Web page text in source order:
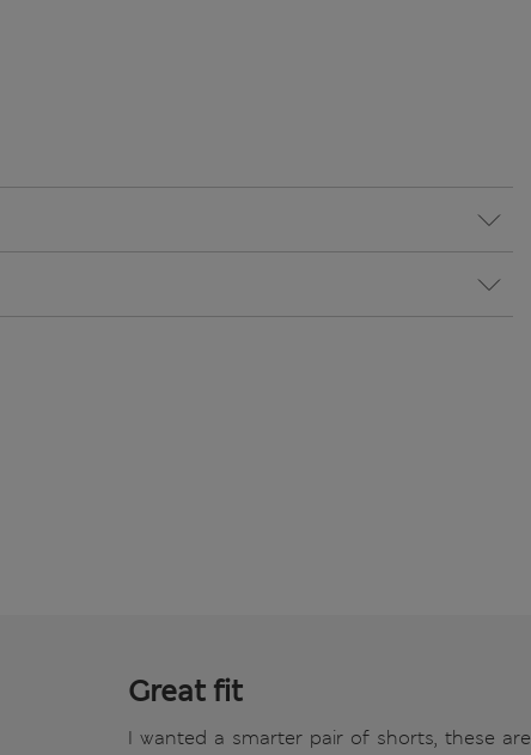
Great fit
I wanted a smarter pair of shorts, these are